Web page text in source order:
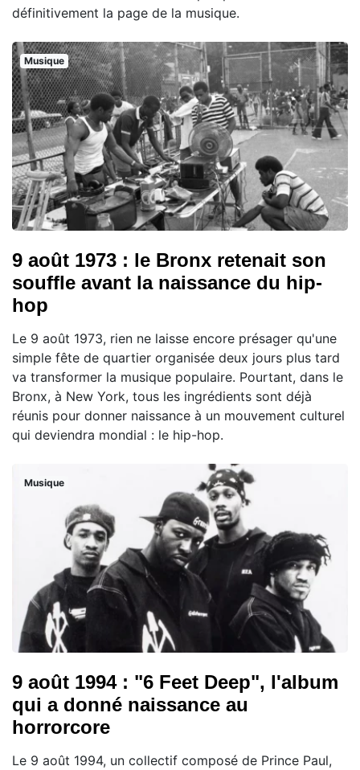
définitivement la page de la musique.
Musique
9 août 1973 : le Bronx retenait son
souffle avant la naissance du hip-
hop
Le 9 août 1973, rien ne laisse encore présager qu'une
simple fête de quartier organisée deux jours plus tard
va transformer la musique populaire. Pourtant, dans le
Bronx, à New York, tous les ingrédients sont déjà
réunis pour donner naissance à un mouvement culturel
qui deviendra mondial : le hip-hop.
Musique
9 août 1994 : "6 Feet Deep", l'album
qui a donné naissance au
horrorcore
Le 9 août 1994, un collectif composé de Prince Paul,